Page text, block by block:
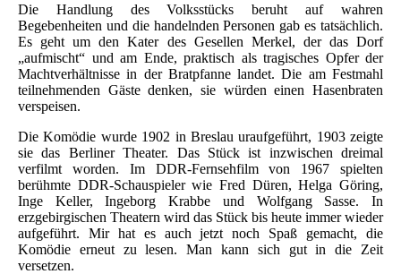
Die Handlung des Volksstücks beruht auf wahren
Begebenheiten und die handelnden Personen gab es tatsächlich.
Es geht um den Kater des Gesellen Merkel, der das Dorf
„aufmischt“ und am Ende, praktisch als tragisches Opfer der
Machtverhältnisse in der Bratpfanne landet. Die am Festmahl
teilnehmenden Gäste denken, sie würden einen Hasenbraten
verspeisen.
Die Komödie wurde 1902 in Breslau uraufgeführt, 1903 zeigte
sie das Berliner Theater. Das Stück ist inzwischen dreimal
verfilmt worden. Im DDR-Fernsehfilm von 1967 spielten
berühmte DDR-Schauspieler wie Fred Düren, Helga Göring,
Inge Keller, Ingeborg Krabbe und Wolfgang Sasse. In
erzgebirgischen Theatern wird das Stück bis heute immer wieder
aufgeführt. Mir hat es auch jetzt noch Spaß gemacht, die
Komödie erneut zu lesen. Man kann sich gut in die Zeit
versetzen.